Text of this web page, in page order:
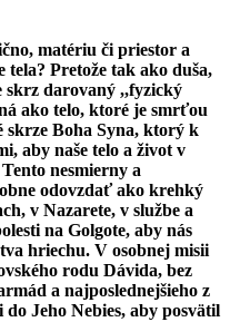
matériu či priestor a
tela? Pretože tak ako duša,
skrz darovaný ,,fyzický
ako telo, ktoré je smrťou
skrze Boha Syna, ktorý k
aby naše telo a život v
nesmierny a
odovzdať ako krehký
v Nazarete, v službe a
na Golgote, aby nás
hriechu. V osobnej misii
rodu Dávida, bez
a najposlednejšieho z
Jeho Nebies, aby posvätil